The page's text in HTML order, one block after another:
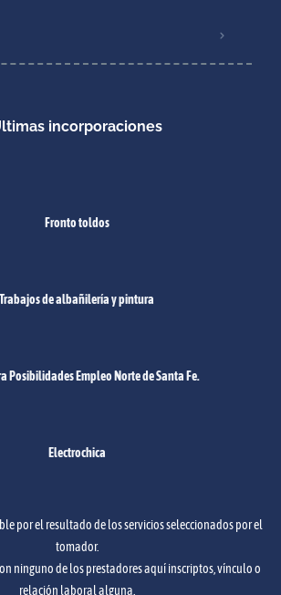
incorporaciones
Fronto toldos
Trabajos de albañilería y pintura
Posibilidades Empleo Norte de Santa Fe.
Electrochica
por el resultado de los servicios seleccionados por el
tomador.
ninguno de los prestadores aquí inscriptos, vínculo o
relación laboral alguna.